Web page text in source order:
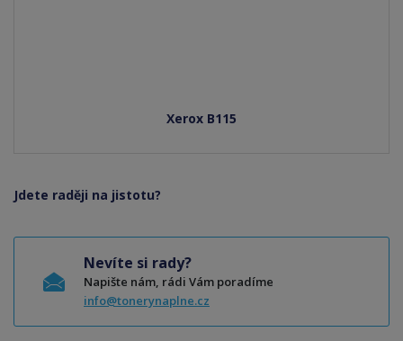
Xerox B115
Jdete raději na jistotu?
Nevíte si rady?
Napište nám, rádi Vám poradíme
info@tonerynaplne.cz